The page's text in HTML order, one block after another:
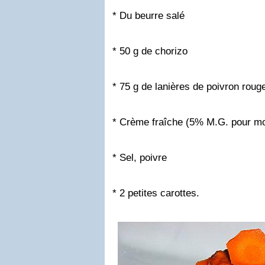
* Du beurre salé
* 50 g de chorizo
* 75 g de lanières de poivron
* Crème fraîche (5% M.G. pour
* Sel, poivre
* 2 petites carottes.